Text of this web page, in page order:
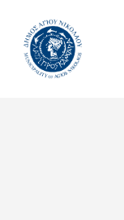
main
content